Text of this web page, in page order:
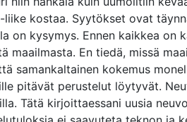
kostaa. Syytökset ovat
kysymys. Ennen kaikkea on
En tiedä, missä
samankaltainen kokemus
pitävät perustelut löytyvät.
Tätä kirjoittaessani uusia